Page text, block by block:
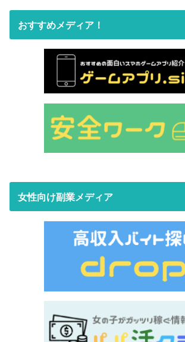
おすすめメディア！
女性向け副業メディア